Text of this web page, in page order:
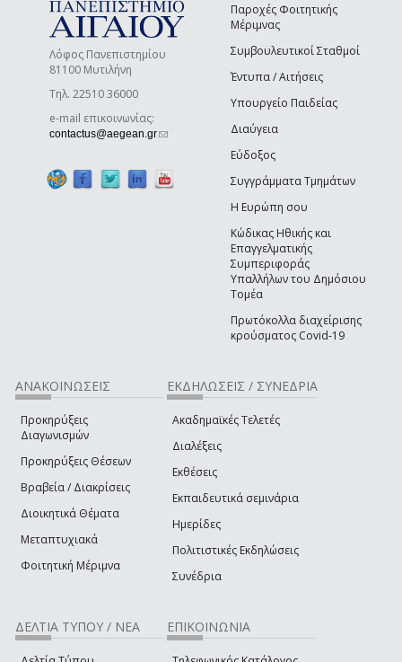
Λόφος Πανεπιστημίου
81100 Μυτιλήνη
Τηλ. 22510 36000
e-mail επικοινωνίας:
contactus@aegean.gr(link sends e-mail)
Παροχές Φοιτητικής
Μέριμνας
Συμβουλευτικοί Σταθμοί
Έντυπα / Αιτήσεις
Υπουργείο Παιδείας
Διαύγεια
Εύδοξος
Συγγράμματα Τμημάτων
Η Ευρώπη σου
Κώδικας Ηθικής και
Επαγγελματικής
Συμπεριφοράς
Υπαλλήλων του Δημόσιου
Τομέα
Πρωτόκολλα διαχείρισης
κρούσματος Covid-19
ΑΝΑΚΟΙΝΩΣΕΙΣ
Προκηρύξεις
Διαγωνισμών
Προκηρύξεις Θέσεων
Βραβεία / Διακρίσεις
Διοικητικά Θέματα
Μεταπτυχιακά
Φοιτητική Μέριμνα
ΕΚΔΗΛΩΣΕΙΣ / ΣΥΝΕΔΡΙΑ
Ακαδημαϊκές Τελετές
Διαλέξεις
Εκθέσεις
Εκπαιδευτικά σεμινάρια
Ημερίδες
Πολιτιστικές Εκδηλώσεις
Συνέδρια
ΔΕΛΤΙΑ ΤΥΠΟΥ / ΝΕΑ ΕΠΙΚΟΙΝΩΝΙΑ